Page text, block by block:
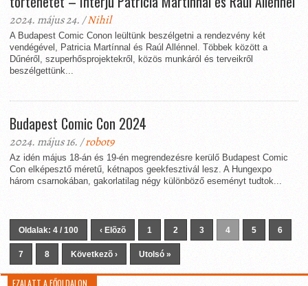
2024. május 24. /Nihil
A Budapest Comic Conon leültünk beszélgetni a rendezvény két
vendégével, Patricia Martínnal és Raúl Allénnel. Többek között a
Dűnéről, szuperhősprojektekről, közös munkáról és terveikről
beszélgettünk...
Budapest Comic Con 2024
2024. május 16. /robot9
Az idén május 18-án és 19-én megrendezésre kerülő Budapest Comic
Con elképesztő méretű, kétnapos geekfesztivál lesz. A Hungexpo
három csarnokában, gakorlatilag négy különböző eseményt tudtok...
Oldalak: 4 / 100 ‹ Elõzõ 1 2 3 4 5 6
7 8 Következõ › Utolsó »
EZALATT A FŐOLDALON…